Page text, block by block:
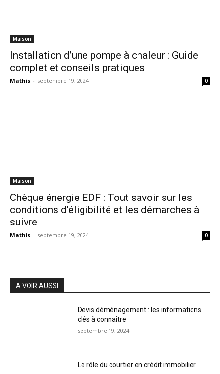
Maison
Installation d’une pompe à chaleur : Guide
complet et conseils pratiques
Mathis - septembre 19, 2024 0
Maison
Chèque énergie EDF : Tout savoir sur les
conditions d’éligibilité et les démarches à
suivre
Mathis - septembre 19, 2024 0
A VOIR AUSSI
Devis déménagement : les informations
clés à connaître
septembre 19, 2024
Le rôle du courtier en crédit immobilier